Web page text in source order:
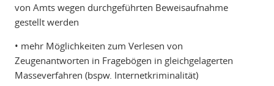
von Amts wegen durchgeführten Beweisaufnahme
gestellt werden
• mehr Möglichkeiten zum Verlesen von
Zeugenantworten in Fragebögen in gleichgelagerten
Masseverfahren (bspw. Internetkriminalität)